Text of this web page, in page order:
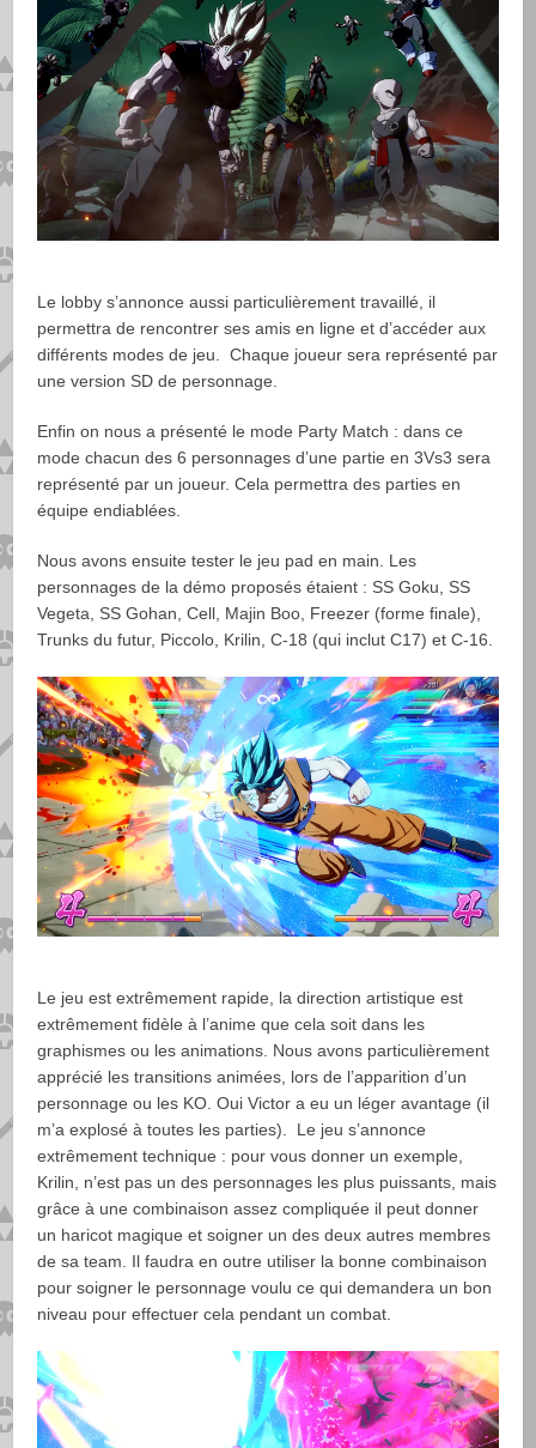
Le lobby s’annonce aussi particulièrement travaillé, il
permettra de rencontrer ses amis en ligne et d’accéder aux
différents modes de jeu. Chaque joueur sera représenté par
une version SD de personnage.
Enfin on nous a présenté le mode Party Match : dans ce
mode chacun des 6 personnages d’une partie en 3Vs3 sera
représenté par un joueur. Cela permettra des parties en
équipe endiablées.
Nous avons ensuite tester le jeu pad en main. Les
personnages de la démo proposés étaient : SS Goku, SS
Vegeta, SS Gohan, Cell, Majin Boo, Freezer (forme finale),
Trunks du futur, Piccolo, Krilin, C-18 (qui inclut C17) et C-16.
Le jeu est extrêmement rapide, la direction artistique est
extrêmement fidèle à l’anime que cela soit dans les
graphismes ou les animations. Nous avons particulièrement
apprécié les transitions animées, lors de l’apparition d’un
personnage ou les KO. Oui Victor a eu un léger avantage (il
m’a explosé à toutes les parties). Le jeu s’annonce
extrêmement technique : pour vous donner un exemple,
Krilin, n’est pas un des personnages les plus puissants, mais
grâce à une combinaison assez compliquée il peut donner
un haricot magique et soigner un des deux autres membres
de sa team. Il faudra en outre utiliser la bonne combinaison
pour soigner le personnage voulu ce qui demandera un bon
niveau pour effectuer cela pendant un combat.